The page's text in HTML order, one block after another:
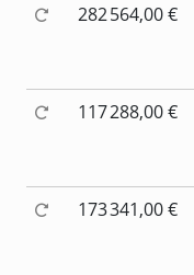
282 564,00 €
117 288,00 €
173 341,00 €